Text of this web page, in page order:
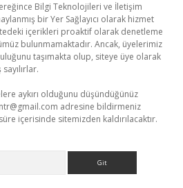
Bilgi Teknolojileri ve İletişim
bir Yer Sağlayıcı olarak hizmet
içerikleri proaktif olarak denetleme
bulunmamaktadır. Ancak, üyelerimiz
taşımakta olup, siteye üye olarak
aykırı olduğunu düşündüğünüz
adresine bildirmeniz
içerisinde sitemizden kaldırılacaktır.